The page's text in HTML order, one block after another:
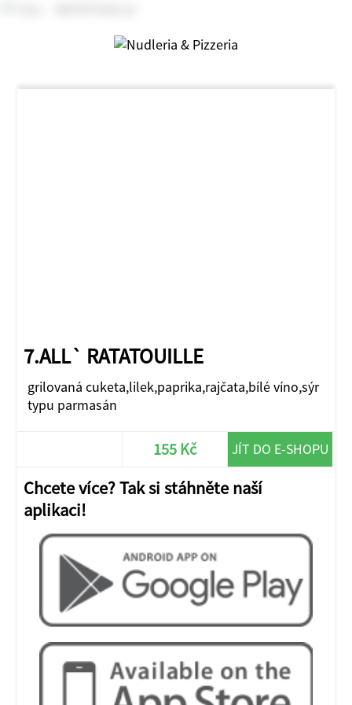
7.ALL` RATATOUILLE
grilovaná cuketa,lilek,paprika,rajčata,bílé víno,sýr
typu parmasán
155 Kč JÍT DO E-SHOPU
Chcete více? Tak si stáhněte naší
aplikaci!